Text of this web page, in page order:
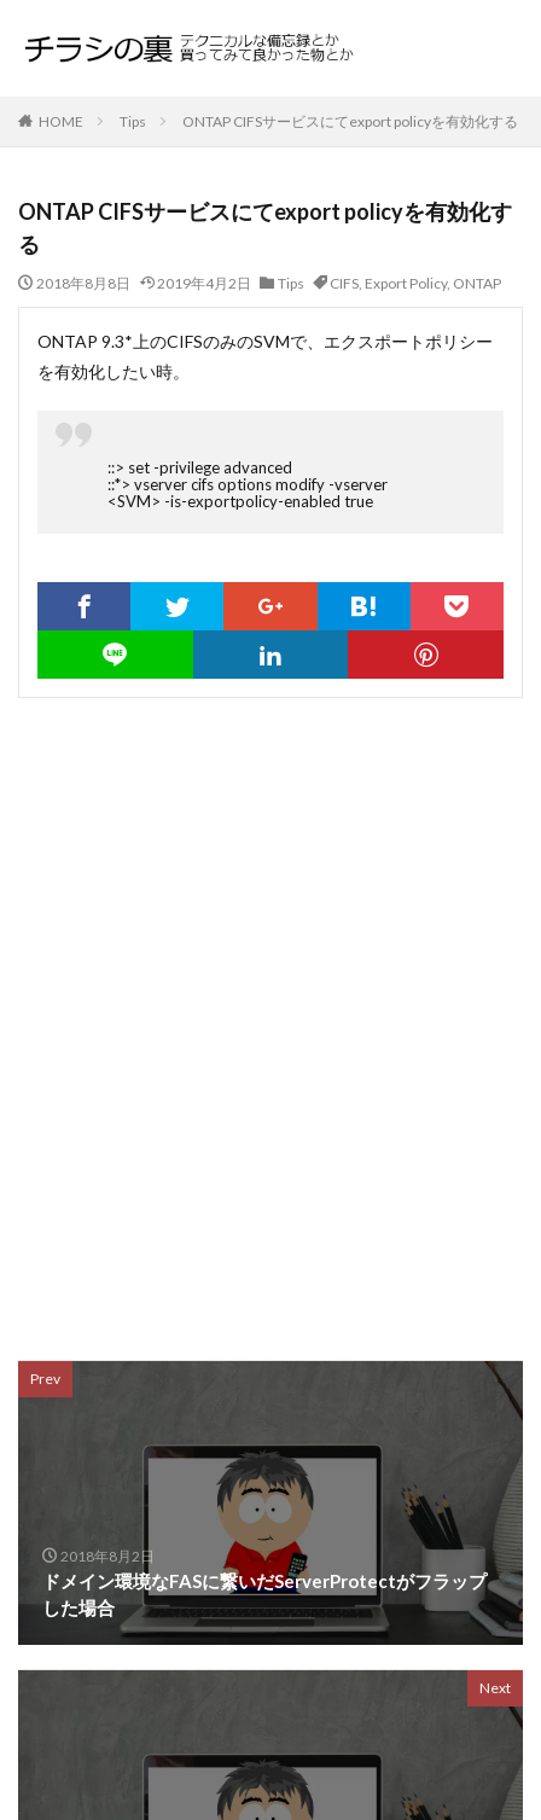
HOME Tips ONTAP CIFSサービスにてexport policyを有効化する
ONTAP CIFSサービスにてexport policyを有効化す
る
2018年8月8日 2019年4月2日 Tips CIFS, Export Policy, ONTAP
ONTAP 9.3*上のCIFSのみのSVMで、エクスポートポリシー
を有効化したい時。
::> set -privilege advanced
::*> vserver cifs options modify -vserver
<SVM> -is-exportpolicy-enabled true
Prev
2018年8月2日
ドメイン環境なFASに繋いだServerProtectがフラップ
した場合
Next